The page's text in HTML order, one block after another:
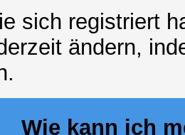
sich registriert
ändern,
Wie kann ich